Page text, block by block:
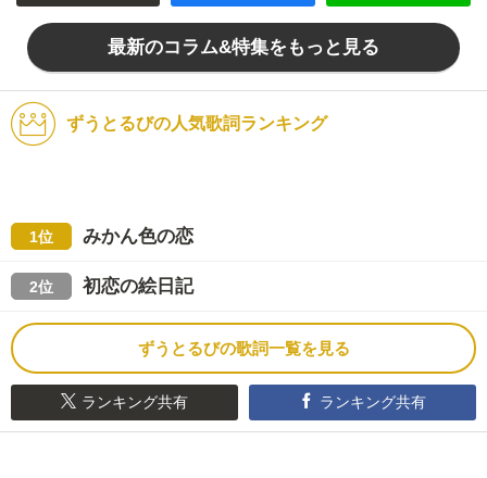
最新のコラム&特集をもっと見る
ずうとるびの人気歌詞ランキング
1位 みかん色の恋
2位 初恋の絵日記
ずうとるびの歌詞一覧を見る
ランキング共有 ランキング共有